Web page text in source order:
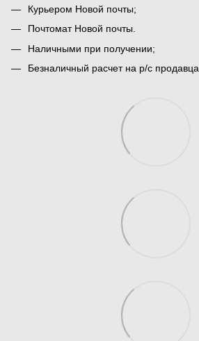
Курьером Новой почты;
Почтомат Новой почты.
Наличными при получении;
Безналичный расчет на р/с продавца.